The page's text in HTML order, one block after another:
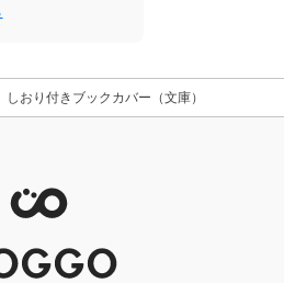
しおり付きブックカバー（文庫）